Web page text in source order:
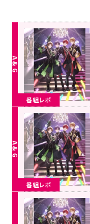
番組レポ
番組レポ